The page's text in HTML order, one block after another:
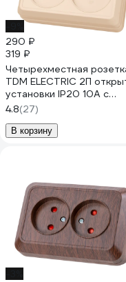
290 ₽
319 ₽
Четырехместная
TDM ELECTRIC 2П
установки IP20 10А с
защитными шторками
слоновая кость Ладога
SQ1801-0221
4.8(27)
В корзину